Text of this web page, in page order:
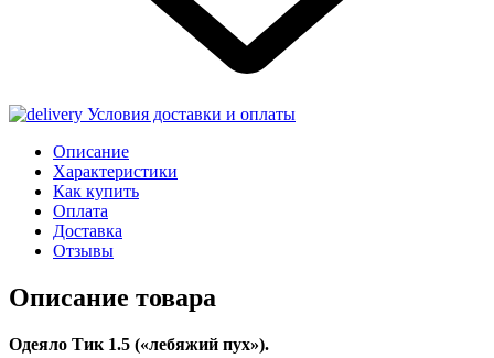
Условия доставки и оплаты
Описание
Характеристики
Как купить
Оплата
Доставка
Отзывы
Описание товара
Одеяло Тик 1.5 («лебяжий пух»).